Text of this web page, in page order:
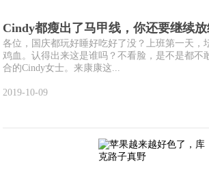
Cindy都瘦出了马甲线，你还要继续放
各位，国庆都玩好睡好吃好了没？上班第一天，
鸡血。认得出来这是谁吗？不看脸，是不是都不
合的Cindy女士。来康康这...
2019-10-09